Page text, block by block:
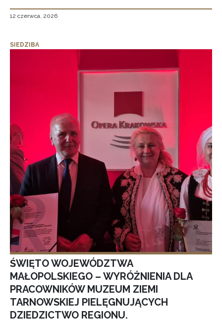
12 czerwca, 2026
SIEDZIBA
ŚWIĘTO WOJEWÓDZTWA
MAŁOPOLSKIEGO – WYRÓŻNIENIA DLA
PRACOWNIKÓW MUZEUM ZIEMI
TARNOWSKIEJ PIELĘGNUJĄCYCH
DZIEDZICTWO REGIONU.